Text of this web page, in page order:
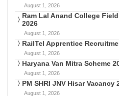
August 1, 2026
Ram Lal Anand College
2026
August 1, 2026
RailTel Apprentice
August 1, 2026
Haryana Van Mitra Scheme
August 1, 2026
PM SHRI JNV Hisar Vacancy
August 1, 2026